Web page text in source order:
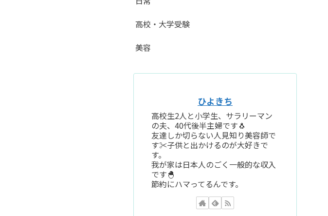
高校・大学受験
美容
ひよきち
高校生2人と小学生、サラリーマン
の夫、40代後半主婦です🐧
友達しか切らない人見知り美容師で
す✂️子供と出かけるのが大好きで
す。
我が家は日本人のごく一般的な収入
です🐣
節約にハマってるんです。